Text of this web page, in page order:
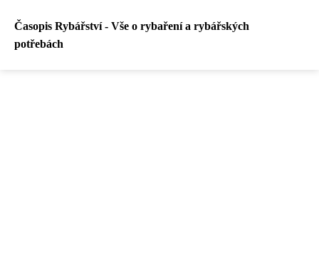
Časopis Rybářství - Vše o rybaření a rybářských
potřebách